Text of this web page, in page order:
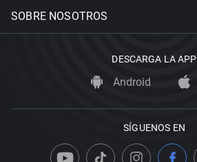
SOBRE NOSOTROS
DESCARGA LA APP
Android
SÍGUENOS EN